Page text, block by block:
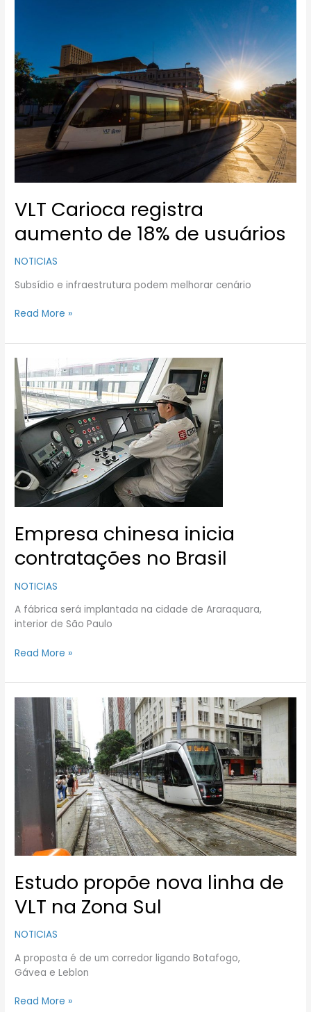
VLT Carioca registra
aumento de 18% de usuários
NOTICIAS
Subsídio e infraestrutura podem melhorar cenário
de
18%
de
usuários
Read More »
Empresa chinesa inicia
contratações no Brasil
NOTICIAS
A fábrica será implantada na cidade de Araraquara,
interior de São Paulo
Empresa
chinesa
inicia
contratações
no
Brasil
Read More »
Estudo propõe nova linha de
VLT na Zona Sul
NOTICIAS
A proposta é de um corredor ligando Botafogo,
Gávea e Leblon
Estudo
propõe
nova
linha
VLT
Read More »